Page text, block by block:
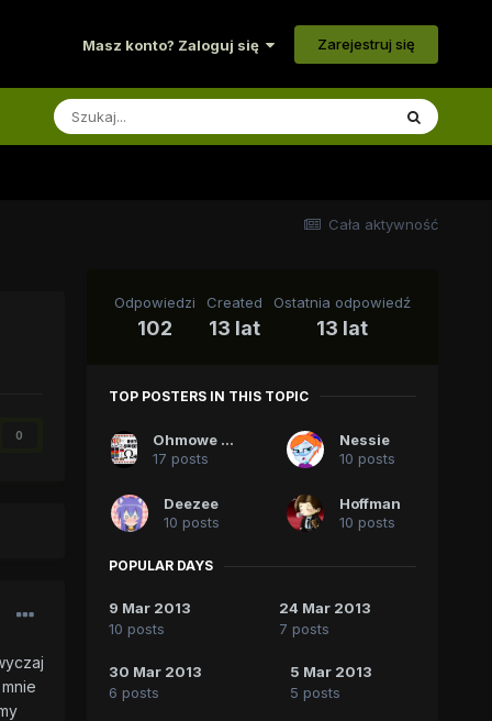
Masz konto? Zaloguj się Zarejestruj się
Cała aktywność
0
Odpowiedzi
102
Created
13 lat
Ostatnia odpowiedź
13 lat
TOP POSTERS IN THIS TOPIC
Ohmowe Ciastko
17 posts
Nessie
10 posts
Deezee
10 posts
Hoffman
10 posts
POPULAR DAYS
9 Mar 2013
10 posts
24 Mar 2013
7 posts
30 Mar 2013
6 posts
5 Mar 2013
5 posts